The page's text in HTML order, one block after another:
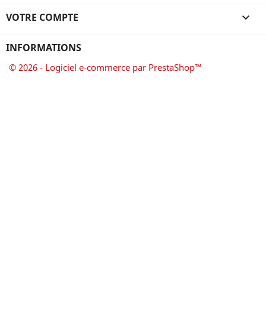
VOTRE COMPTE 
INFORMATIONS
© 2026 - Logiciel e-commerce par PrestaShop™